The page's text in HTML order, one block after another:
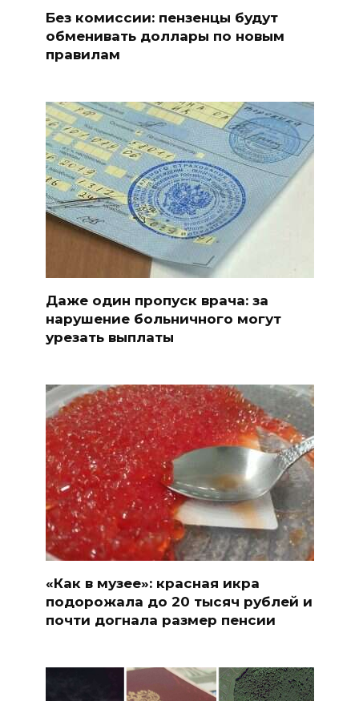
Без комиссии: пензенцы будут
обменивать доллары по новым
правилам
Даже один пропуск врача: за
нарушение больничного могут
урезать выплаты
«Как в музее»: красная икра
подорожала до 20 тысяч рублей и
почти догнала размер пенсии